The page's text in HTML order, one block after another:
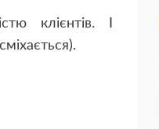
клієнтів. І